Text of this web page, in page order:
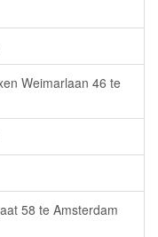
Weimarlaan 46 te
58 te Amsterdam